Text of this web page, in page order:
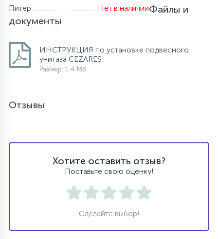
Питер
Нет в наличииФайлы и
документы
ИНСТРУКЦИЯ по установке подвесного
унитаза CEZARES
Размер: 1.4 Мб
Отзывы
Хотите оставить отзыв?
Поставьте свою оценку!
Сделайте выбор!